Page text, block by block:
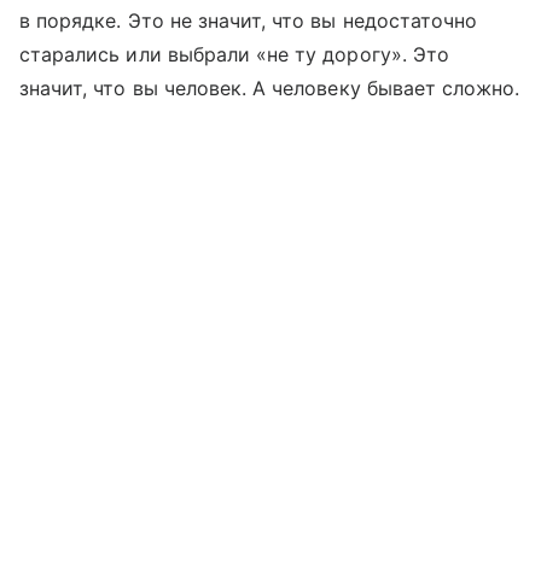
в порядке. Это не значит, что вы недостаточно
старались или выбрали «не ту дорогу». Это
значит, что вы человек. А человеку бывает сложно.